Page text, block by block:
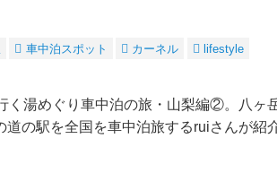
車中泊スポット カーネル lifestyle
く湯めぐり車中泊の旅・山梨編②。八ヶ
の駅を全国を車中泊旅するruiさんが紹介